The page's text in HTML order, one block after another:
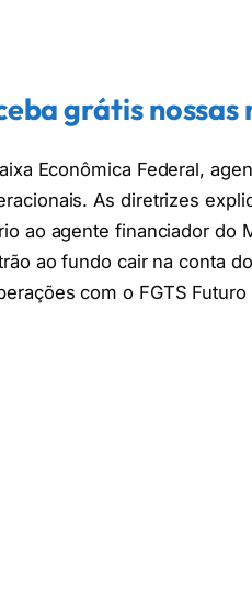
grátis
Econômica Federal,
As diretrizes
ao agente financiador do
ao fundo cair na conta
com o FGTS